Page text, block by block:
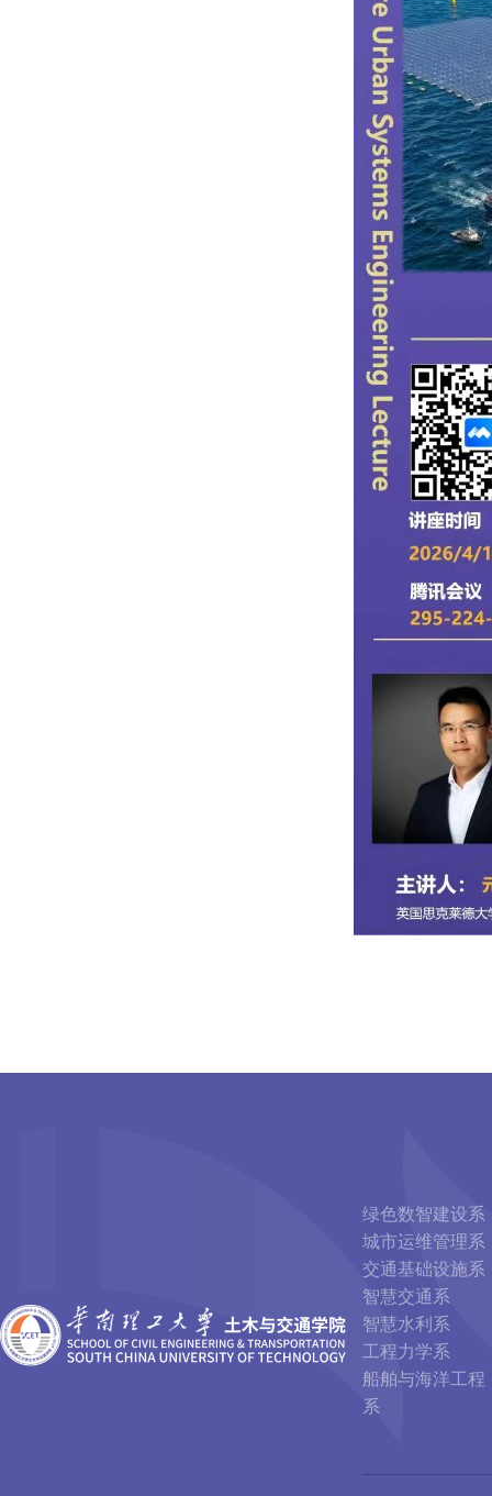
绿色数智建设系
城市运维管理系
交通基础设施系
智慧交通系
智慧水利系
工程力学系
船舶与海洋工程
系